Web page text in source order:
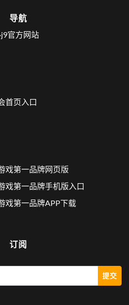
导航
官方网站
首页入口
戏第一品牌网页版
戏第一品牌手机版入口
戏第一品牌APP下载
订阅
提交